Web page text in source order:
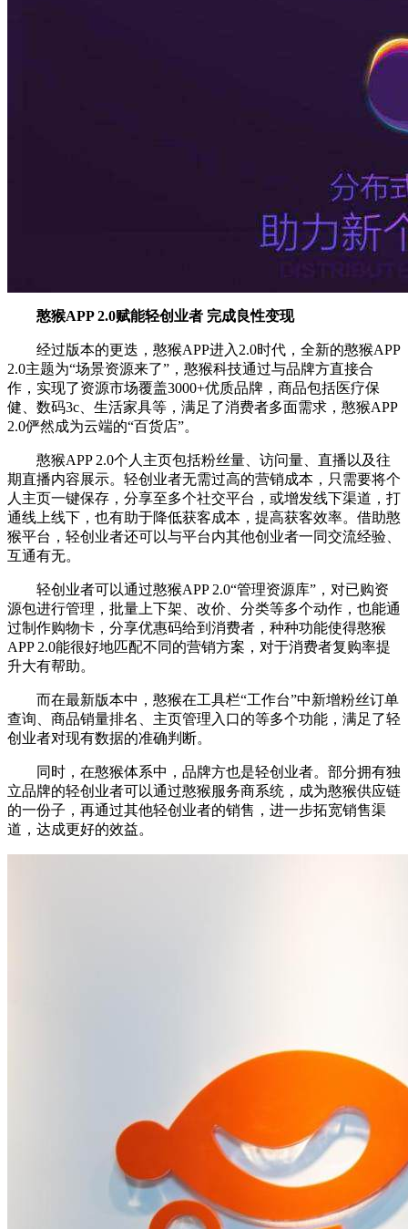
憨猴APP 2.0赋能轻创业者 完成良性变现
经过版本的更迭，憨猴APP进入2.0时代，全新的憨猴APP
2.0主题为“场景资源来了”，憨猴科技通过与品牌方直接合
作，实现了资源市场覆盖3000+优质品牌，商品包括医疗保
健、数码3c、生活家具等，满足了消费者多面需求，憨猴APP
2.0俨然成为云端的“百货店”。
憨猴APP 2.0个人主页包括粉丝量、访问量、直播以及往
期直播内容展示。轻创业者无需过高的营销成本，只需要将个
人主页一键保存，分享至多个社交平台，或增发线下渠道，打
通线上线下，也有助于降低获客成本，提高获客效率。借助憨
猴平台，轻创业者还可以与平台内其他创业者一同交流经验、
互通有无。
轻创业者可以通过憨猴APP 2.0“管理资源库”，对已购资
源包进行管理，批量上下架、改价、分类等多个动作，也能通
过制作购物卡，分享优惠码给到消费者，种种功能使得憨猴
APP 2.0能很好地匹配不同的营销方案，对于消费者复购率提
升大有帮助。
而在最新版本中，憨猴在工具栏“工作台”中新增粉丝订单
查询、商品销量排名、主页管理入口的等多个功能，满足了轻
创业者对现有数据的准确判断。
同时，在憨猴体系中，品牌方也是轻创业者。部分拥有独
立品牌的轻创业者可以通过憨猴服务商系统，成为憨猴供应链
的一份子，再通过其他轻创业者的销售，进一步拓宽销售渠
道，达成更好的效益。